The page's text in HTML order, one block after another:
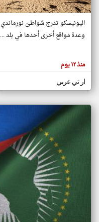
هنا عن
وجهة
كاتبيها.
اليونيسكو تدرج شواطئ نورماندي
وعدة مواقع أخرى أحدها في بلد ...
منذ ١٢ يوم
ار تي عربي